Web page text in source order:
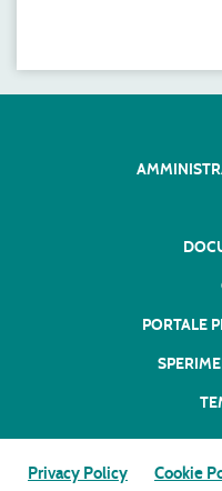
PORTALE
Privacy Policy Cookie